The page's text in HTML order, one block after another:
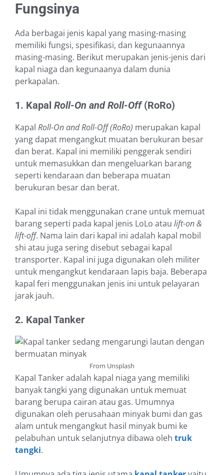
Fungsinya
Ada berbagai jenis kapal yang masing-masing
memiliki fungsi, spesifikasi, dan kegunaannya
masing-masing. Berikut merupakan jenis-jenis dari
kapal niaga dan kegunaanya dalam dunia
perkapalan.
1. Kapal Roll-On and Roll-Off(RoRo)
Kapal Roll-On and Roll-Off (RoRo) merupakan kapal
yang dapat mengangkut muatan berukuran besar
dan berat. Kapal ini memiliki penggerak sendiri
untuk memasukkan dan mengeluarkan barang
seperti kendaraan dan beberapa muatan
berukuran besar dan berat.
Kapal ini tidak menggunakan crane untuk memuat
barang seperti pada kapal jenis LoLo atau lift-on &
lift-off. Nama lain dari kapal ini adalah kapal mobil
shi atau juga sering disebut sebagai kapal
transporter. Kapal ini juga digunakan oleh militer
untuk mengangkut kendaraan lapis baja. Beberapa
kapal feri menggunakan jenis ini untuk pelayaran
jarak jauh.
2. Kapal Tanker
From Unsplash
Kapal Tanker adalah kapal niaga yang memiliki
banyak tangki yang digunakan untuk memuat
barang berupa cairan atau gas. Umumnya
digunakan oleh perusahaan minyak bumi dan gas
alam untuk mengangkut hasil minyak bumi ke
pelabuhan untuk selanjutnya dibawa oleh truk
tangki.